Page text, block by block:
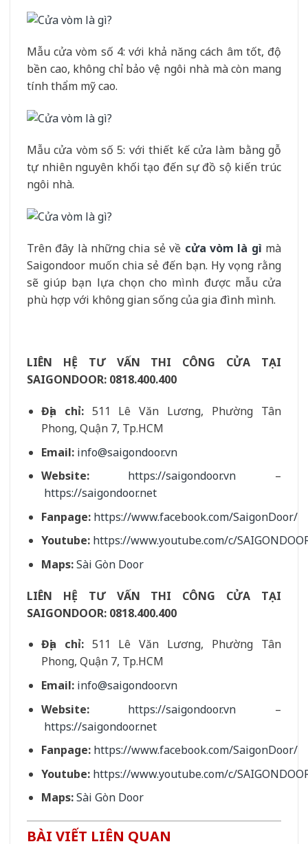
Mẫu cửa vòm số 4: với khả năng cách âm tốt, độ
bền cao, không chỉ bảo vệ ngôi nhà mà còn mang
tính thẩm mỹ cao.
Mẫu cửa vòm số 5: với thiết kế cửa làm bằng gỗ
tự nhiên nguyên khối tạo đến sự đồ sộ kiến trúc
ngôi nhà.
Trên đây là những chia sẻ về cửa vòm là gì mà
Saigondoor muốn chia sẻ đến bạn. Hy vọng rằng
sẽ giúp bạn lựa chọn cho mình được mẫu cửa
phù hợp với không gian sống của gia đình mình.
LIÊN HỆ TƯ VẤN THI CÔNG CỬA TẠI
SAIGONDOOR: 0818.400.400
Địa chỉ:511 Lê Văn Lương, Phường Tân
Phong, Quận 7, Tp.HCM
Email: info@saigondoor.vn
Website:
https://saigondoor.vn –
https://saigondoor.net
Fanpage: https://www.facebook.com/SaigonDoor/
Youtube: https://www.youtube.com/c/
Maps:Sài Gòn Door
LIÊN HỆ TƯ VẤN THI CÔNG CỬA TẠI
SAIGONDOOR: 0818.400.400
Địa chỉ:511 Lê Văn Lương, Phường Tân
Phong, Quận 7, Tp.HCM
Email: info@saigondoor.vn
Website:
https://saigondoor.vn –
https://saigondoor.net
Fanpage: https://www.facebook.com/SaigonDoor/
Youtube: https://www.youtube.com/c/
Maps:Sài Gòn Door
BÀI VIẾT LIÊN QUAN